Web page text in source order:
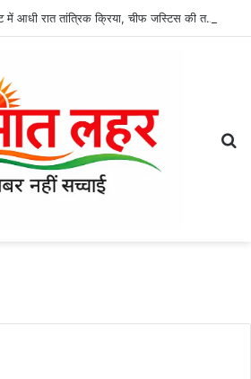
CG NEWS: श्मशान घाट में आधी रात तांत्रिक क्रिया, चीफ जस्टिस की तस्वीर मिलने से मचा हड़कंप